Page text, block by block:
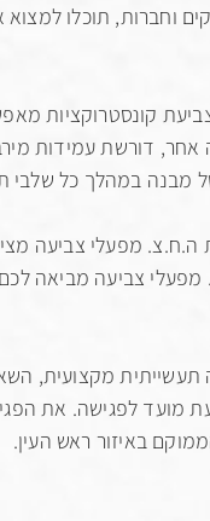
וחברות, תוכלו
קונסטרוקציות
אחר, דורשת עמידות
מבנה במהלך כל שלבי
ה.ח.צ. מפעלי צביעה
תעשייתית מקצועית,
מועד לפגישה. את
באיזור ראש העין.